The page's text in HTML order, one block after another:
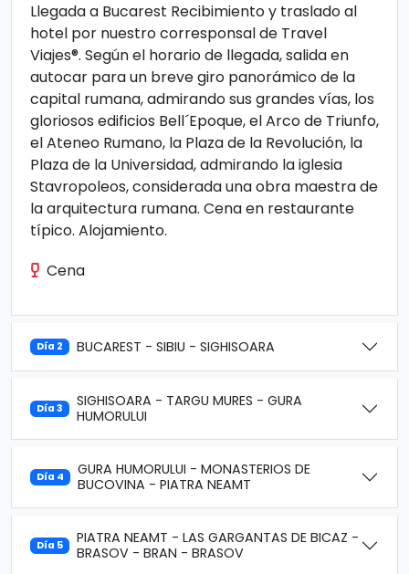
Llegada a Bucarest Recibimiento y traslado al
hotel por nuestro corresponsal de Travel
Viajes®. Según el horario de llegada, salida en
autocar para un breve giro panorámico de la
capital rumana, admirando sus grandes vías, los
gloriosos edificios Bell´Epoque, el Arco de Triunfo,
el Ateneo Rumano, la Plaza de la Revolución, la
Plaza de la Universidad, admirando la iglesia
Stavropoleos, considerada una obra maestra de
la arquitectura rumana. Cena en restaurante
típico. Alojamiento.
Cena
Día 2 BUCAREST - SIBIU - SIGHISOARA
Día 3
SIGHISOARA - TARGU MURES - GURA
HUMORULUI
Día 4
GURA HUMORULUI - MONASTERIOS DE
BUCOVINA - PIATRA NEAMT
Día 5
PIATRA NEAMT - LAS GARGANTAS DE BICAZ -
BRASOV - BRAN - BRASOV